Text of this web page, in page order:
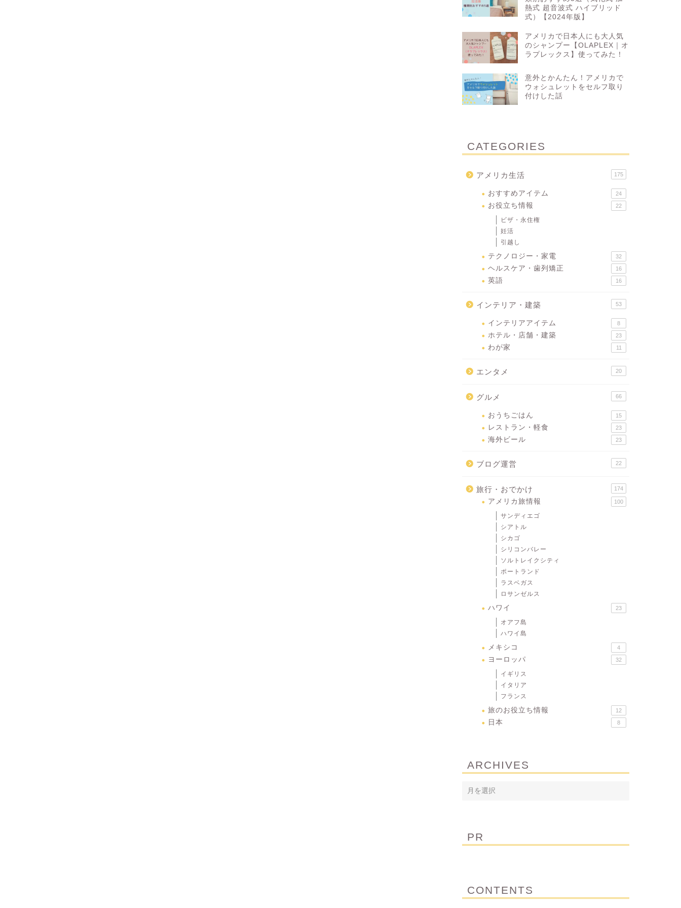
熱式 超音波式 ハイブリッド
式）【2024年版】
アメリカで日本人にも大人気
のシャンプー【OLAPLEX｜オ
ラプレックス】使ってみた！
意外とかんたん！アメリカで
ウォシュレットをセルフ取り
付けした話
CATEGORIES
アメリカ生活 175
おすすめアイテム 24
お役立ち情報 22
ビザ・永住権
妊活
引越し
テクノロジー・家電 32
ヘルスケア・歯列矯正 16
英語 16
インテリア・建築 53
インテリアアイテム 8
ホテル・店舗・建築 23
わが家 11
エンタメ 20
グルメ 66
おうちごはん 15
レストラン・軽食 23
海外ビール 23
ブログ運営 22
旅行・おでかけ 174
アメリカ旅情報 100
サンディエゴ
シアトル
シカゴ
シリコンバレー
ソルトレイクシティ
ポートランド
ラスベガス
ロサンゼルス
ハワイ 23
オアフ島
ハワイ島
メキシコ 4
ヨーロッパ 32
イギリス
イタリア
フランス
旅のお役立ち情報 12
日本 8
ARCHIVES
PR